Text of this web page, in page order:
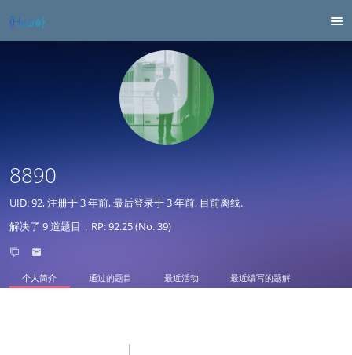
8890
UID: 92, 注册于3 年前, 最后登录于3 年前, 目前离线.
解决了 9 道题目，RP: 92.25 (No. 39)
个人简介 通过的题目 最近活动 最近编写的题解